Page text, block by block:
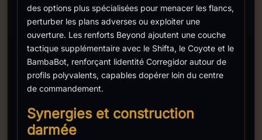
des options plus spécialisées pour menacer les flancs,
perturber les plans adverses ou exploiter une
ouverture. Les renforts Beyond ajoutent une couche
tactique supplémentaire avec le Shifta, le Coyote et le
BambaBot, renforçant lidentité Corregidor autour de
profils polyvalents, capables dopérer loin du centre
de commandement.
Synergies et construction
darmée